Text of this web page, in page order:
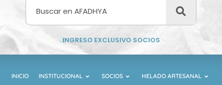
INGRESO EXCLUSIVO SOCIOS
INICIO INSTITUCIONAL SOCIOS
HELADO ARTESANAL